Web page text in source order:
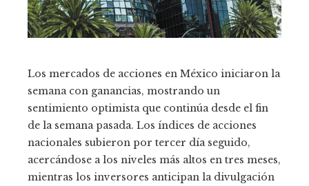
Los mercados de acciones en México iniciaron la
semana con ganancias, mostrando un
sentimiento optimista que continúa desde el fin
de la semana pasada. Los índices de acciones
nacionales subieron por tercer día seguido,
acercándose a los niveles más altos en tres meses,
mientras los inversores anticipan la divulgación